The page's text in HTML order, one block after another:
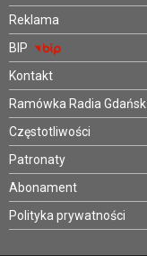
Reklama
BIP
Kontakt
Ramówka Radia Gdańsk
Częstotliwości
Patronaty
Abonament
Polityka prywatności